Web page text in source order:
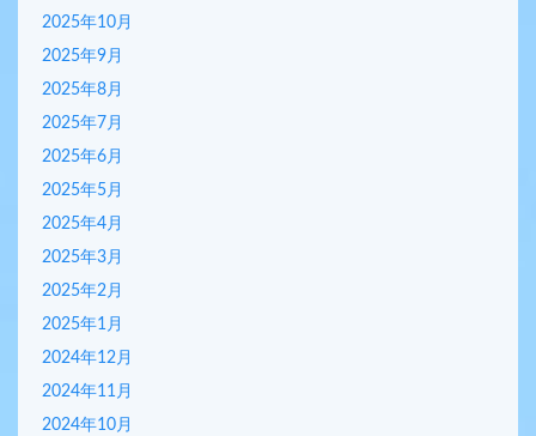
2025年10月
2025年9月
2025年8月
2025年7月
2025年6月
2025年5月
2025年4月
2025年3月
2025年2月
2025年1月
2024年12月
2024年11月
2024年10月